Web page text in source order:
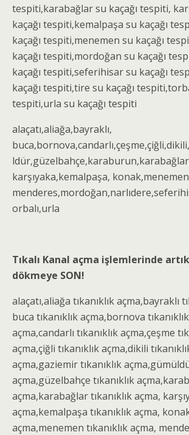
tespiti,karabağlarsu kaçağı tespiti,
kaçağı tespiti,kemalpaşa su kaçağı
kaçağı tespiti,menemen su kaçağı
kaçağı tespiti,mordoğan su kaçağı
kaçağı tespiti,seferihisarsu kaçağı
kaçağı tespiti,tire su kaçağı tespiti
tespiti,urla su kaçağı tespiti
alaçatı,aliağa,bayraklı,
karşıyaka,kemalpaşa,
orbalı,urla
Tıkalı Kanal açma işlemlerinde artık
dökmeye SON!
alaçatı,aliağa tıkanıklık açma,bayraklı
buca tıkanıklık açma,bornova tıkanıklık
açma,candarlı tıkanıklık açma,çeşme
açma,çiğli tıkanıklık açma,dikili
açma,gaziemirtıkanıklık açma
açma,güzelbahçe tıkanıklık açma
açma,karabağlartıkanıklık açma,
açma,kemalpaşa tıkanıklık açma,
açma,menemen tıkanıklık açma,